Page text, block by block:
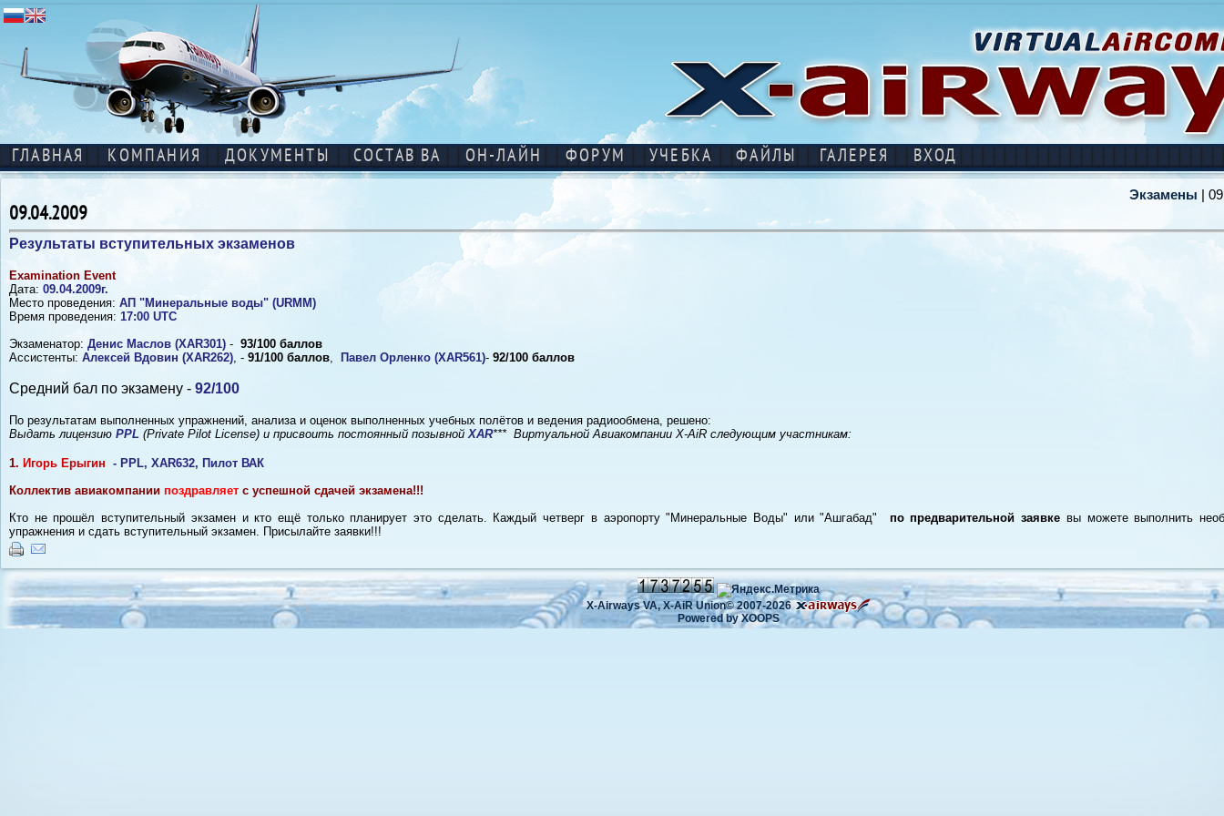
ГЛАВНАЯ КОМПАНИЯ ДОКУМЕНТЫ СОСТАВ ВА ОН-ЛАЙН ФОРУМ УЧЕБКА ФАЙЛЫ ГАЛЕРЕЯ ВХОД
Экзамены |
09.04.2009
Результаты вступительных экзаменов
Examination Event
Дата: 09.04.2009г.
Место проведения: АП "Минеральные воды" (URMM)
Время проведения: 17:00 UTC
Экзаменатор: Денис Маслов (XAR301) - 93/100 баллов
Ассистенты: Алексей Вдовин (XAR262), - 91/100 баллов, Павел Орленко (XAR561)- 92/100 баллов
Средний бал по экзамену - 92/100
По результатам выполненных упражнений, анализа и оценок выполненных учебных полётов и ведения радиообмена, решено:
Выдать лицензию PPL (Private Pilot License) и присвоить постоянный позывной XAR*** Виртуальной Авиакомпании X-AiR следующим участникам:
1. Игорь Ерыгин - PPL, XAR632, Пилот ВАК
Коллектив авиакомпании поздравляет с успешной сдачей экзамена!!!
Кто не прошёл вступительный экзамен и кто ещё только планирует это сделать. Каждый четверг в аэропорту "Минеральные Воды" или "Ашгабад" по предварительной заявке вы можете выполнить
упражнения и сдать вступительный экзамен. Присылайте заявки!!!
X-Airways VA,X-AiR Union©2007-2026
Powered byXOOPS